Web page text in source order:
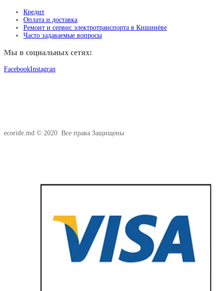
Кредит
Оплата и доставка
Ремонт и сервис электротранспорта в Кишинёве
Часто задаваемые вопросы
Мы в социальных сетях:
FacebookInstagran
ecoride.md © 2020 Все права Защищены